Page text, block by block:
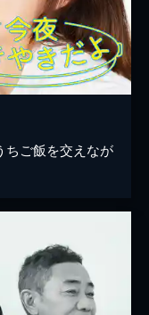
ちご飯を交えなが